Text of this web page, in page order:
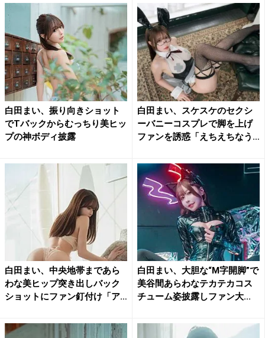
白田まい、振り向きショット
でTバックからむっちり美ヒッ
プの神ボディ披露
白田まい、スケスケのセクシ
ーバニーコスプレで脚を上げ
ファンを誘惑「えちえちなう
白田まい、中央地帯まであら
わな美ヒップ突き出しバック
ショットにファン釘付け「ア
白田まい、大胆な“M字開脚”で
美谷間あらわなテカテカコス
チューム姿披露しファン大...